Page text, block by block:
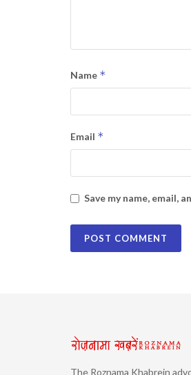
Name *
Email *
Save my name, email,
The Roznama Khabrein